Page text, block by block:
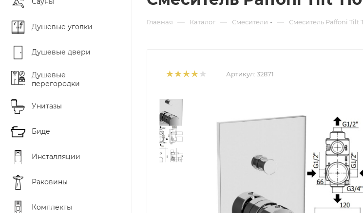
Душевые уголки
Душевые двери
Душевые
перегородки
Унитазы
Биде
Инсталляции
Раковины
Комплекты
Главная — Каталог — Смесители — Смеситель Paffoni Tilt
Артикул: 32871